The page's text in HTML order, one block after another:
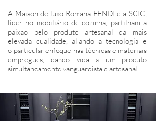
A Maison de luxo Romana FENDI e a SCIC,
líder no mobiliário de cozinha, partilham a
paixão pelo produto artesanal da mais
elevada qualidade, aliando a tecnologia e
o particular enfoque nas técnicas e materiais
empregues, dando vida a um produto
simultaneamente vanguardista e artesanal.